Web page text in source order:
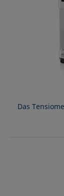
Das